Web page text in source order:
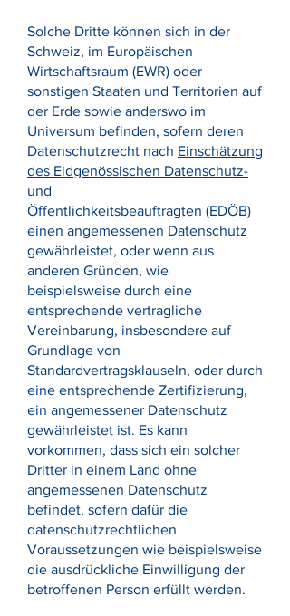
Solche Dritte können sich in der
Schweiz, im Europäischen
Wirtschaftsraum (EWR) oder
sonstigen Staaten und Territorien auf
der Erde sowie anderswo im
Universum befinden, sofern deren
Datenschutzrecht nach Einschätzung
des Eidgenössischen Datenschutz-
und
Öffentlichkeitsbeauftragten (EDÖB)
einen angemessenen Datenschutz
gewährleistet, oder wenn aus
anderen Gründen, wie
beispielsweise durch eine
entsprechende vertragliche
Vereinbarung, insbesondere auf
Grundlage von
Standardvertragsklauseln, oder durch
eine entsprechende Zertifizierung,
ein angemessener Datenschutz
gewährleistet ist. Es kann
vorkommen, dass sich ein solcher
Dritter in einem Land ohne
angemessenen Datenschutz
befindet, sofern dafür die
datenschutzrechtlichen
Voraussetzungen wie beispielsweise
die ausdrückliche Einwilligung der
betroffenen Person erfüllt werden.